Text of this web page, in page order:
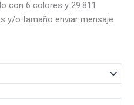
con 6 colores y 29.811
y/o tamaño enviar mensaje